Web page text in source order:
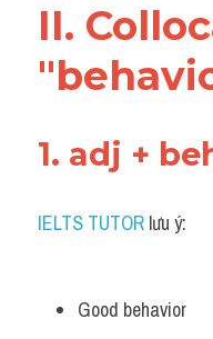
Reading
Vocabulary
II.
1. adj +
IELTS TUTOR lưu ý:
Good behavior